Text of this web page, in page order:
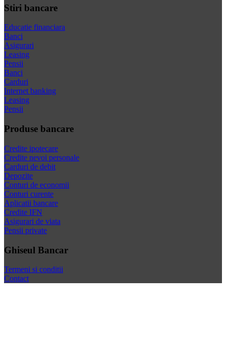
Stiri bancare
Educatie financiara
Banci
Asigurari
Leasing
Pensii
Banci
Carduri
Internet banking
Leasing
Pensii
Produse bancare
Credite ipotecare
Credite nevoi personale
Carduri de debit
Depozite
Conturi de economii
Conturi curente
Aplicatii bancare
Credite IFN
Asigurari de viata
Pensii private
Ghiseul Bancar
Termeni si conditii
Contact